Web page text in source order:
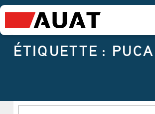
ÉTIQUETTE : PUCA
I
E